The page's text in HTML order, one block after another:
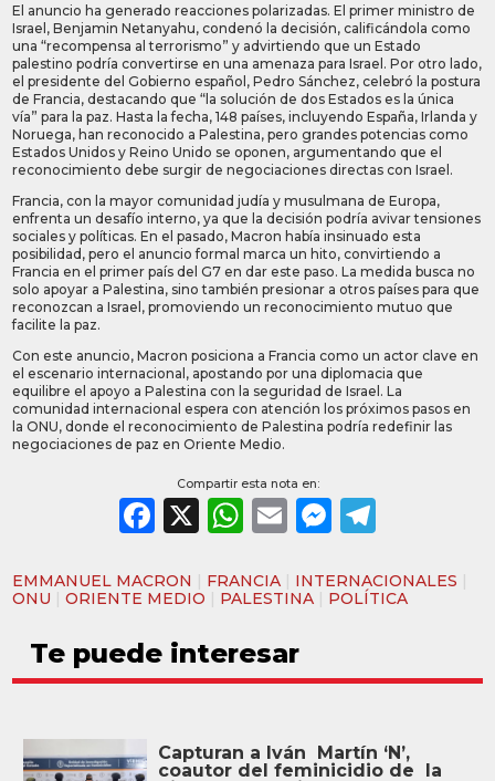
El anuncio ha generado reacciones polarizadas. El primer ministro de
Israel, Benjamin Netanyahu, condenó la decisión, calificándola como
una “recompensa al terrorismo” y advirtiendo que un Estado
palestino podría convertirse en una amenaza para Israel. Por otro lado,
el presidente del Gobierno español, Pedro Sánchez, celebró la postura
de Francia, destacando que “la solución de dos Estados es la única
vía” para la paz. Hasta la fecha, 148 países, incluyendo España, Irlanda y
Noruega, han reconocido a Palestina, pero grandes potencias como
Estados Unidos y Reino Unido se oponen, argumentando que el
reconocimiento debe surgir de negociaciones directas con Israel.
Francia, con la mayor comunidad judía y musulmana de Europa,
enfrenta un desafío interno, ya que la decisión podría avivar tensiones
sociales y políticas. En el pasado, Macron había insinuado esta
posibilidad, pero el anuncio formal marca un hito, convirtiendo a
Francia en el primer país del G7 en dar este paso. La medida busca no
solo apoyar a Palestina, sino también presionar a otros países para que
reconozcan a Israel, promoviendo un reconocimiento mutuo que
facilite la paz.
Con este anuncio, Macron posiciona a Francia como un actor clave en
el escenario internacional, apostando por una diplomacia que
equilibre el apoyo a Palestina con la seguridad de Israel. La
comunidad internacional espera con atención los próximos pasos en
la ONU, donde el reconocimiento de Palestina podría redefinir las
negociaciones de paz en Oriente Medio.
Compartir esta nota en:
Facebook
X WhatsApp
Email
EMMANUEL MACRON | FRANCIA | INTERNACIONALES |
ONU |ORIENTE MEDIO | PALESTINA | POLÍTICA
Te puede interesar
Capturan a Iván Martín ‘N’,
coautor del feminicidio de la